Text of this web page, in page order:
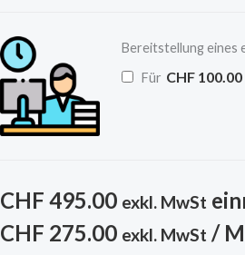
Bereitstellung eines
Für CHF 100.00
CHF 495.00 exkl. MwSt
CHF 275.00 exkl. MwSt /